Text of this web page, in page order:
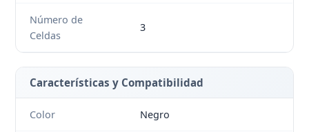
Número de
Celdas
3
Características y Compatibilidad
Color Negro